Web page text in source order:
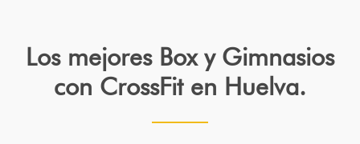
Los mejores Box y Gimnasios
con CrossFit en Huelva.